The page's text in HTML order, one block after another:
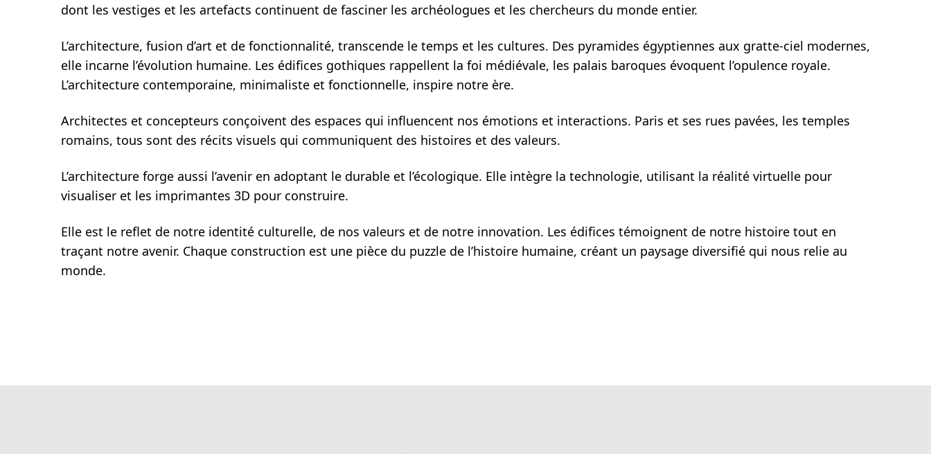
dont les vestiges et les artefacts continuent de fasciner les archéologues et les chercheurs du monde entier.
L’architecture, fusion d’art et de fonctionnalité, transcende le temps et les cultures. Des pyramides égyptiennes aux gratte-ciel modernes,
elle incarne l’évolution humaine. Les édifices gothiques rappellent la foi médiévale, les palais baroques évoquent l’opulence royale.
L’architecture contemporaine, minimaliste et fonctionnelle, inspire notre ère.
Architectes et concepteurs conçoivent des espaces qui influencent nos émotions et interactions. Paris et ses rues pavées, les temples
romains, tous sont des récits visuels qui communiquent des histoires et des valeurs.
L’architecture forge aussi l’avenir en adoptant le durable et l’écologique. Elle intègre la technologie, utilisant la réalité virtuelle pour
visualiser et les imprimantes 3D pour construire.
Elle est le reflet de notre identité culturelle, de nos valeurs et de notre innovation. Les édifices témoignent de notre histoire tout en
traçant notre avenir. Chaque construction est une pièce du puzzle de l’histoire humaine, créant un paysage diversifié qui nous relie au
monde.